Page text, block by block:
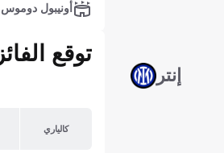
إنتر
أونيبول دوموس
توقع الفائز
كالياري